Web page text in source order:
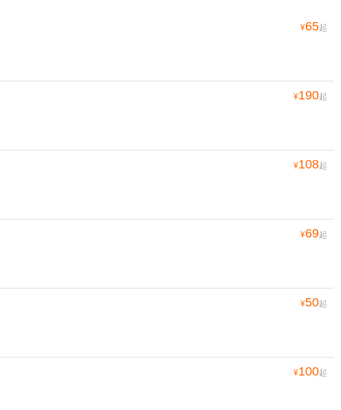
¥65起
¥190起
¥108起
¥69起
¥50起
¥100起